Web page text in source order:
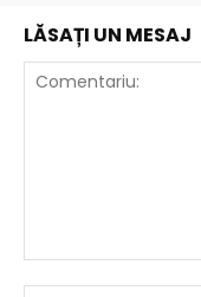
LĂSAȚI UN MESAJ